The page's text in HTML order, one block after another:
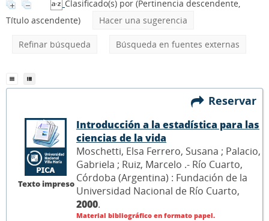
Clasificado(s) por (Pertinencia descendente,
Título ascendente)
Hacer una sugerencia
Refinar búsqueda Búsqueda en fuentes externas
Reservar
Texto impreso
Introducción a la estadística para las
ciencias de la vida
Moschetti, Elsa Ferrero, Susana ; Palacio,
Gabriela ; Ruiz, Marcelo .- Río Cuarto,
Córdoba (Argentina) : Fundación de la
Universidad Nacional de Río Cuarto,
2000.
Material bibliográfico en formato papel.